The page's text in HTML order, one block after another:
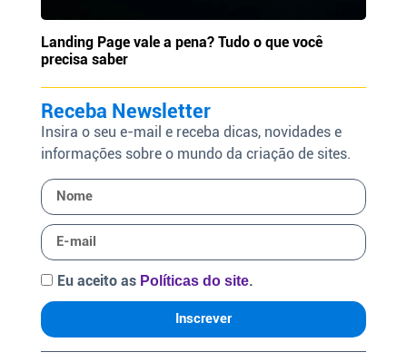
Landing Page vale a pena? Tudo o que você
precisa saber
Receba Newsletter
Insira o seu e-mail e receba dicas, novidades e
informações sobre o mundo da criação de sites.
Eu aceito as Políticas do site.
Inscrever